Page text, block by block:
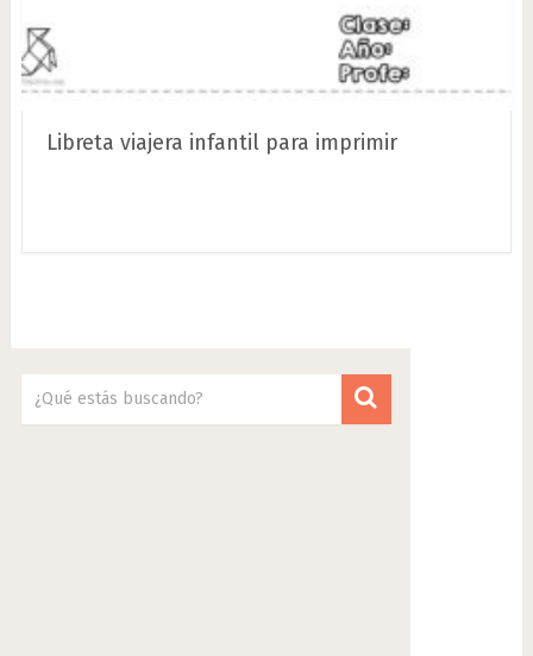
Libreta viajera infantil para imprimir